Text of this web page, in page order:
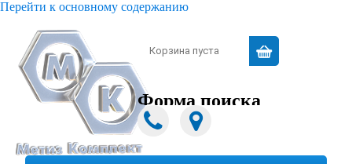
Перейти к основному содержанию
Корзина пуста
Форма поиска